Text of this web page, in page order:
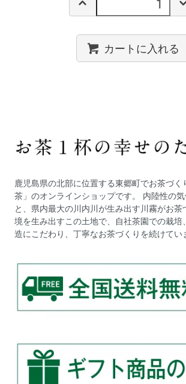
カートに入れる
鹿児島県の北部に位置する東郷町でお茶づく
茶」のオンラインショップです。 内陸性の
と、県内最大の川内川が生み出す川霧がお茶
境を生み出すこの土地で、自社茶園での栽培
造にこだわり、丁寧なお茶づくりを続けてい